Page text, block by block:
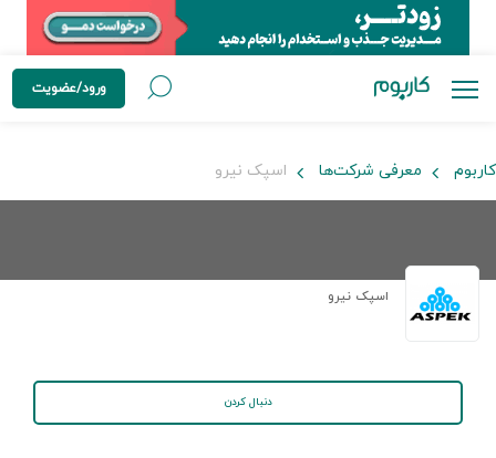
ورود/عضویت
کاربوم معرفی شرکت‌ها اسپک نیرو
اسپک نیرو
دنبال کردن